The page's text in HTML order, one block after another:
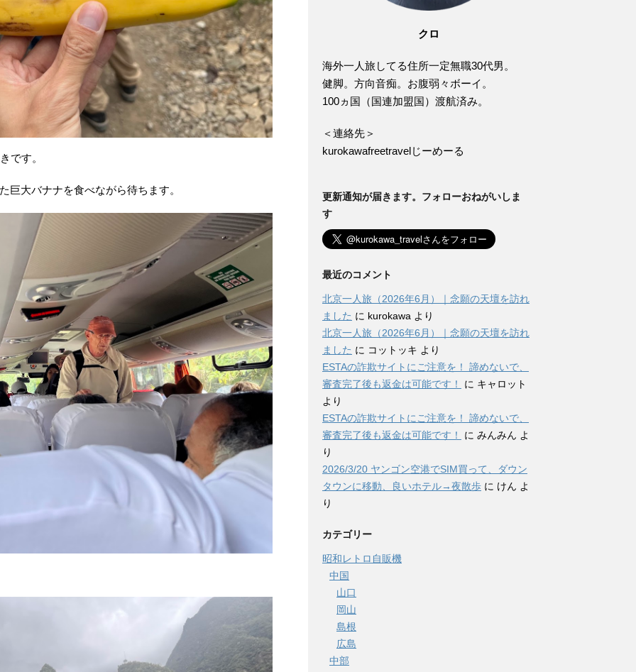
です。
巨大バナナを食べながら待ちます。
クロ
海外一人旅してる住所一定無職30代男。
健脚。方向音痴。お腹弱々ボーイ。
100ヵ国（国連加盟国）渡航済み。
＜連絡先＞
kurokawafreetravelじーめーる
更新通知が届きます。フォローおねがいしま
す
最近のコメント
北京一人旅（2026年6月）｜念願の天壇を訪れ
ました に kurokawa より
北京一人旅（2026年6月）｜念願の天壇を訪れ
ました に コットッキ より
ESTAの詐欺サイトにご注意を！ 諦めないで、
審査完了後も返金は可能です！
に キャロット
より
ESTAの詐欺サイトにご注意を！ 諦めないで、
審査完了後も返金は可能です！
に みんみん よ
り
2026/3/20 ヤンゴン空港でSIM買って、ダウン
タウンに移動、良いホテル→夜散歩 に けん よ
り
カテゴリー
昭和レトロ自販機
中国
山口
岡山
島根
広島
中部